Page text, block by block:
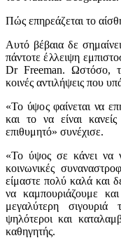
Πώς επηρεάζεται το
Αυτό βέβαια δε
πάντοτε έλλειψη
Dr Freeman. Ωστόσο,
κοινές αντιλήψεις που
«Το ύψος φαίνεται να
και το να είναι
επιθυμητό» συνέχισε.
«Το ύψος σε κάνει να
κοινωνικές
είμαστε πολύ καλά και
να καμπουριάζουμε
μεγαλύτερη
ψηλότεροι και
καθηγητής.